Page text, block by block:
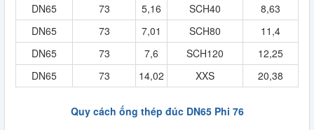
DN65
73 5,16 SCH40
8,63
DN65
73 7,01 SCH80
11,4
DN65
73 7,6 SCH120
12,25
DN65
73 14,02 XXS 20,38
Quy cách ống thép đúc DN65 Phi 76